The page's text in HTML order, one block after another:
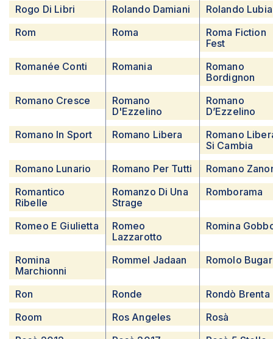
Rogo Di Libri Rolando Damiani
Rolando
Rom
Roma
Roma Fiction
Fest
Romanée Conti
Romania
Romano
Bordignon
Romano Cresce
Romano
D'Ezzelino
Romano
D’Ezzelino
Romano In Sport
Romano Libera
Romano
Si Cambia
Romano Lunario
Romano Per Tutti
Romano
Romantico
Ribelle
Romanzo Di Una
Strage
Romborama
Romeo E Giulietta
Romeo
Lazzarotto
Romina
Romina
Marchionni
Rommel Jadaan Romolo
Ron Ronde
Rondò Brenta
Room
Ros Angeles
Rosà